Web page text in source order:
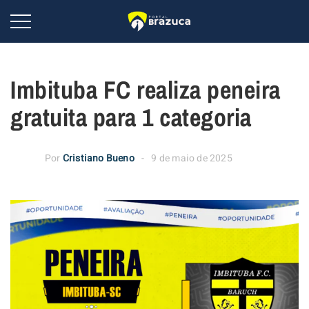
Imbituba FC realiza peneira
gratuita para 1 categoria
PorCristiano Bueno 9 de maio de 2025